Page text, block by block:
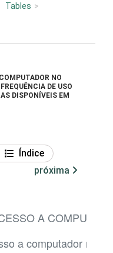
Tables
NO
DE USO
DISPONÍVEIS EM
Índice
próxima
A
a computador no